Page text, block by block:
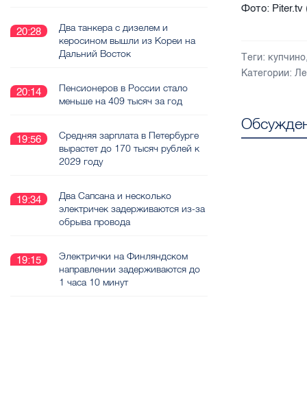
Фото: Piter.tv
Теги: купчино,
Категории:
20:28
Два танкера с дизелем и
керосином вышли из Кореи на
Дальний Восток
20:14
Пенсионеров в России стало
меньше на 409 тысяч за год
19:56
Средняя зарплата в Петербурге
вырастет до 170 тысяч рублей к
2029 году
19:34
Два Сапсана и несколько
электричек задерживаются из-за
обрыва провода
19:15
Электрички на Финляндском
направлении задерживаются до
1 часа 10 минут